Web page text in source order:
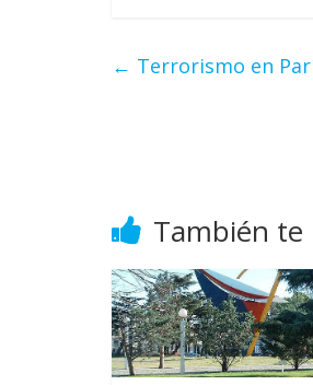
← Terrorismo en
También